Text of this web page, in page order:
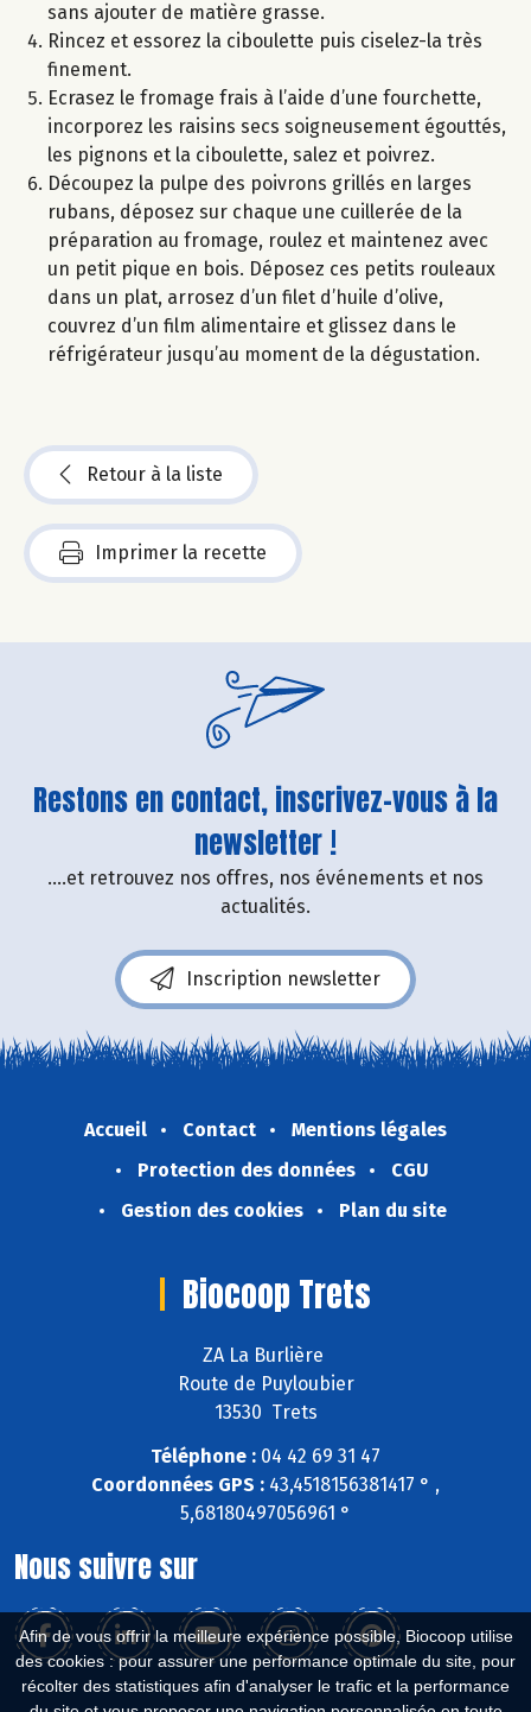
Afin de vous offrir la meilleure expérience possible, Biocoop utilise
des cookies : pour assurer une performance optimale du site, pour
récolter des statistiques afin d'analyser le trafic et la performance
sans ajouter de matière grasse.
Rincez et essorez la ciboulette puis ciselez-la très
finement.
Ecrasez le fromage frais à l’aide d’une fourchette,
incorporez les raisins secs soigneusement égouttés,
les pignons et la ciboulette, salez et poivrez.
Découpez la pulpe des poivrons grillés en larges
rubans, déposez sur chaque une cuillerée de la
préparation au fromage, roulez et maintenez avec
un petit pique en bois. Déposez ces petits rouleaux
dans un plat, arrosez d’un filet d’huile d’olive,
couvrez d’un film alimentaire et glissez dans le
réfrigérateur jusqu’au moment de la dégustation.
Retour à la liste
Imprimer la recette
Restons en contact, inscrivez-vous à la
newsletter !
....et retrouvez nos offres, nos événements et nos
actualités.
Inscription newsletter
Accueil Contact
Mentions légales
Protection des données
CGU
Gestion des cookies
Plan du site
Biocoop Trets
ZA La Burlière
Route de Puyloubier
13530 Trets
Téléphone : 04 42 69 31 47
Coordonnées GPS : 43,4518156381417 ° ,
5,68180497056961 °
Nous suivre sur